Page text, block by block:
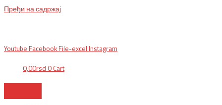
Пређи на садржај
Youtube Facebook File-excel Instagram
0,00rsd 0 Cart